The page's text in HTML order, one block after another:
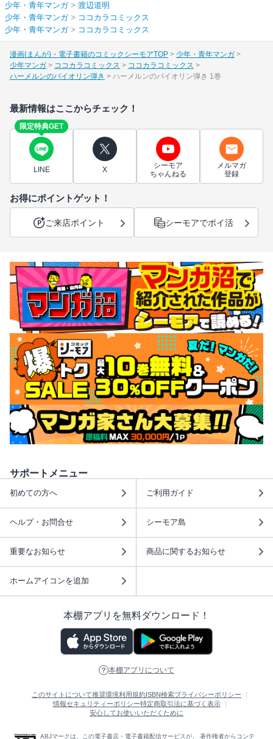
少年・青年マンガ> 渡辺道明
少年・青年マンガ> ココカラコミックス
少年・青年マンガ> ココカラコミックス
漫画(まんが)・電子書籍のコミックシーモアTOP
少年・青年マンガ
少年マンガ
ココカラコミックス
ココカラコミックス
ハーメルンのバイオリン弾き
ハーメルンのバイオリン弾き 1巻
最新情報はここからチェック！
限定特典GET
LINE X
シーモア
ちゃんねる
メルマガ
登録
お得にポイントゲット！
ご来店ポイント シーモアでポイ活
サポートメニュー
初めての方へ ご利用ガイド
ヘルプ・お問合せ シーモア島
重要なお知らせ 商品に関するお知らせ
ホームアイコンを追加
本棚アプリを無料ダウンロード！
本棚アプリについて
このサイトについて推奨環境利用規約 ISBN検索プライバシーポリシー
情報セキュリティーポリシー特定商取引法に基づく表示
安心してお使いいただくために
ABJマークは、この電子書店・電子書籍配信サービスが、 著作権者からコンテ